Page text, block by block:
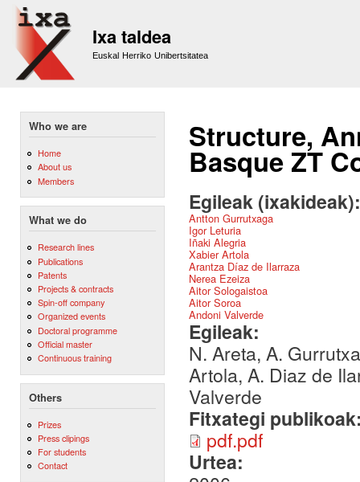
Ixa taldea
Euskal Herriko Unibertsitatea
Who we are
Home
About us
Members
What we do
Research lines
Publications
Patents
Projects & contracts
Spin-off company
Organized events
Doctoral programme
Official master
Continuous training
Others
Prizes
Press clipings
For students
Contact
Structure,
Basque ZT
Egileak
Antton Gurrutxaga
Igor Leturia
Iñaki Alegria
Xabier Artola
Arantza Díaz de Ilarraza
Nerea Ezeiza
Aitor Sologaistoa
Aitor Soroa
Andoni Valverde
Egileak:
N. Areta, A.
Artola, A. Diaz de
Valverde
Fitxategi
pdf.pdf
Urtea: